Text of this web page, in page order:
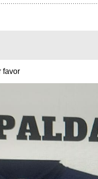
favor